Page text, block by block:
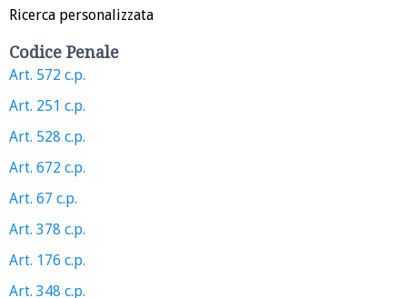
Ricerca personalizzata
Codice Penale
Art. 572 c.p.
Art. 251 c.p.
Art. 528 c.p.
Art. 672 c.p.
Art. 67 c.p.
Art. 378 c.p.
Art. 176 c.p.
Art. 348 c.p.